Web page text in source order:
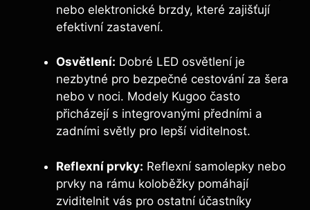
nebo elektronické brzdy, které zajišťují
efektivní zastavení.
Osvětlení: Dobré LED osvětlení je
nezbytné pro bezpečné cestování za šera
nebo v noci. Modely Kugoo často
přicházejí s integrovanými předními a
zadními světly pro lepší viditelnost.
Reflexní prvky: Reflexní samolepky nebo
prvky na rámu koloběžky pomáhají
zviditelnit vás pro ostatní účastníky